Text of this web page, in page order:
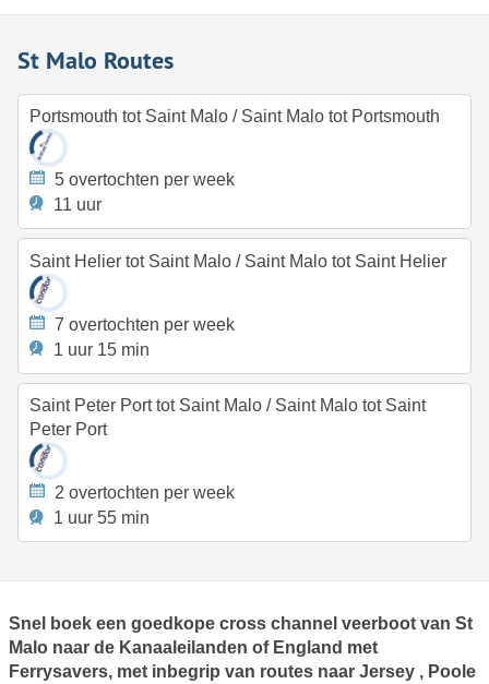
St Malo Routes
Portsmouth tot Saint Malo /Saint Malo tot Portsmouth
5 overtochten per week
11 uur
Saint Helier tot Saint Malo /Saint Malo tot Saint Helier
7 overtochten per week
1 uur 15 min
Saint Peter Port tot Saint Malo /Saint Malo tot Saint
Peter Port
2 overtochten per week
1 uur 55 min
Snel boek een goedkope cross channel veerboot van St
Malo naar de Kanaaleilanden of England met
Ferrysavers, met inbegrip van routes naar Jersey , Poole